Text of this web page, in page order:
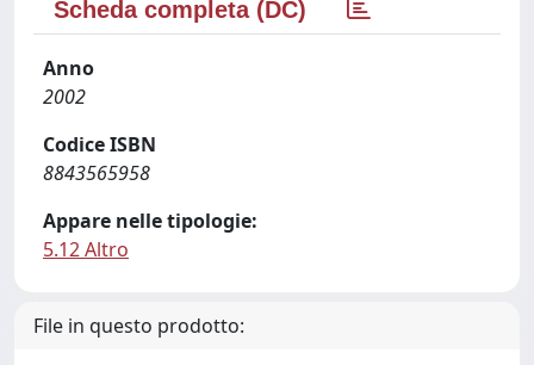
Scheda completa (DC)
Anno
2002
Codice ISBN
8843565958
Appare nelle tipologie:
5.12 Altro
File in questo prodotto: